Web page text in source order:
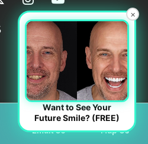
and are having problems
Email Us Map Us
×
Want to See Your
Future Smile? (FREE)